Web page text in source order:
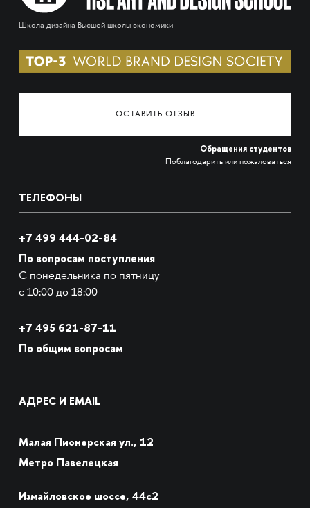
Школа дизайна Высшей школы экономики
ОСТАВИТЬ ОТЗЫВ
Обращения студентов
Поблагодарить или пожаловаться
ТЕЛЕФОНЫ
+7 499 444-02-84
По вопросам поступления
С понедельника по пятницу
с 10:00 до 18:00
+7 495 621-87-11
По общим вопросам
АДРЕС И EMAIL
Малая Пионерская ул., 12
Метро Павелецкая
Измайловское шоссе, 44с2